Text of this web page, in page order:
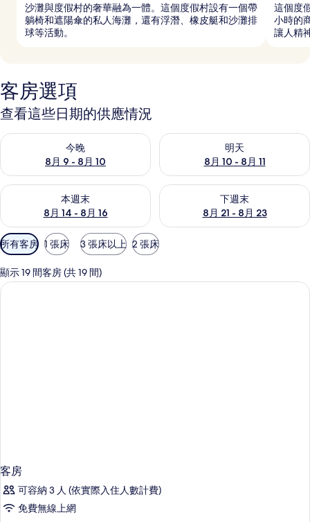
沙灘與度假村的奢華融為一體。這個度假村設有一個帶
躺椅和遮陽傘的私人海灘，還有浮潛、橡皮艇和沙灘排
球等活動。
這個度
小時的
讓人精
客房選項
查看這些日期的供應情況
今晚
8月 9 - 8月 10
查看今晚 (8月 9 - 8月 10) 的供應情況
明天
8月 10 - 8月 11
查看明天 (8月 10 - 8月 11) 的
本週末
8月 14 - 8月 16
查看本週末 (8月 14 - 8月 16) 的供應情況
下週末
8月 21 - 8月 23
查看下週末 (8月 21 - 8月 23)
可
用
的
客
所有客房 1 張床 3 張床以上 2 張床
顯示 19 間客房 (共 19 間)
客房
可容納 3 人 (依實際入住人數計費)
免費無線上網